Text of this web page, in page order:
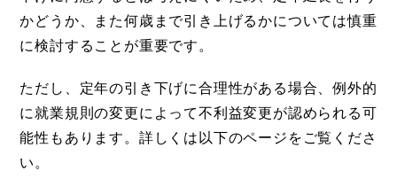
かどうか、また何歳まで引き上げるかについては慎重
に検討することが重要です。
ただし、定年の引き下げに合理性がある場合、例外的
に就業規則の変更によって不利益変更が認められる可
能性もあります。詳しくは以下のページをご覧くださ
い。